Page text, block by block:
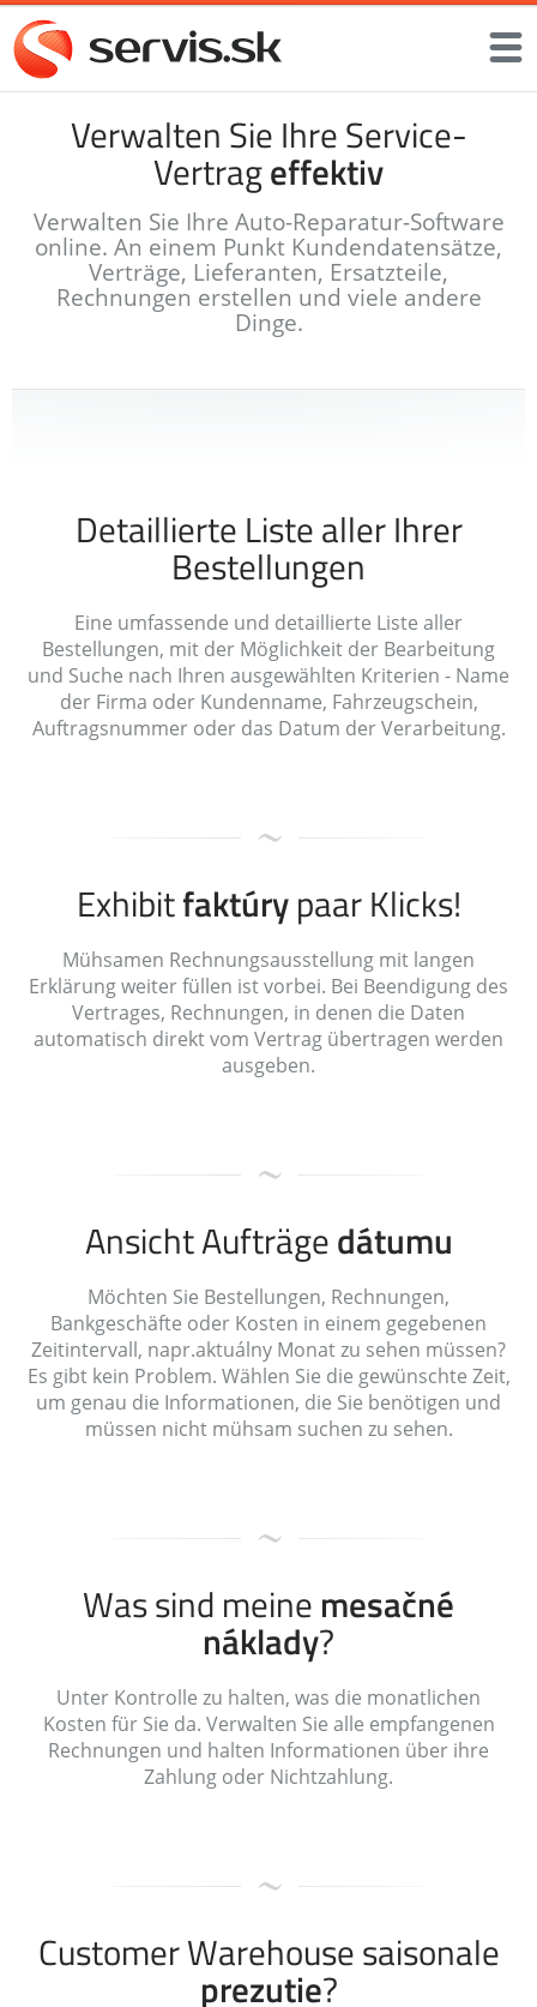
Verwalten Sie Ihre Service-
Vertrageffektiv
Verwalten Sie Ihre Auto-Reparatur-Software
online. An einem Punkt Kundendatensätze,
Verträge, Lieferanten, Ersatzteile,
Rechnungen erstellen und viele andere
Dinge.
Detaillierte Liste aller Ihrer
Bestellungen
Eine umfassende und detaillierte Liste aller
Bestellungen, mit der Möglichkeit der Bearbeitung
und Suche nach Ihren ausgewählten Kriterien - Name
der Firma oder Kundenname, Fahrzeugschein,
Auftragsnummer oder das Datum der Verarbeitung.
Exhibitfaktúrypaar Klicks!
Mühsamen Rechnungsausstellung mit langen
Erklärung weiter füllen ist vorbei. Bei Beendigung des
Vertrages, Rechnungen, in denen die Daten
automatisch direkt vom Vertrag übertragen werden
ausgeben.
Ansicht Aufträgedátumu
Möchten Sie Bestellungen, Rechnungen,
Bankgeschäfte oder Kosten in einem gegebenen
Zeitintervall, napr.aktuálny Monat zu sehen müssen?
Es gibt kein Problem. Wählen Sie die gewünschte Zeit,
um genau die Informationen, die Sie benötigen und
müssen nicht mühsam suchen zu sehen.
Was sind meine mesačné
náklady?
Unter Kontrolle zu halten, was die monatlichen
Kosten für Sie da. Verwalten Sie alle empfangenen
Rechnungen und halten Informationen über ihre
Zahlung oder Nichtzahlung.
Customer Warehouse saisonale
prezutie?